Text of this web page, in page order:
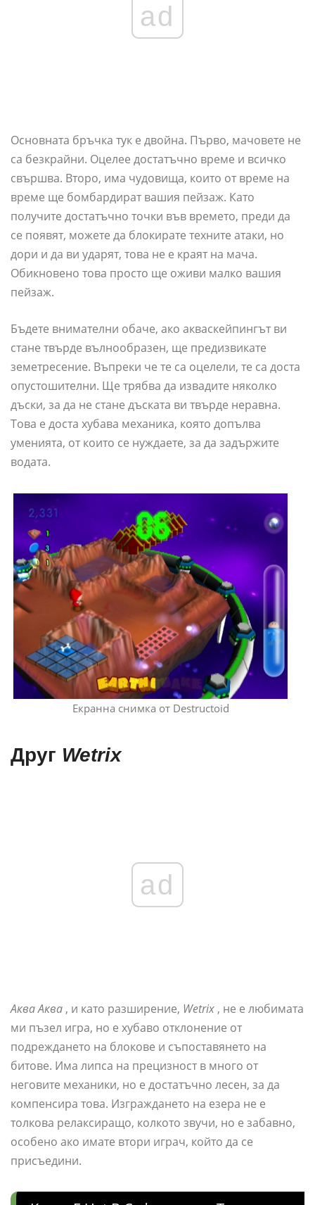
ad
Основната бръчка тук е двойна. Първо, мачовете не
са безкрайни. Оцелее достатъчно време и всичко
свършва. Второ, има чудовища, които от време на
време ще бомбардират вашия пейзаж. Като
получите достатъчно точки във времето, преди да
се появят, можете да блокирате техните атаки, но
дори и да ви ударят, това не е краят на мача.
Обикновено това просто ще оживи малко вашия
пейзаж.
Бъдете внимателни обаче, ако акваскейпингът ви
стане твърде вълнообразен, ще предизвикате
земетресение. Въпреки че те са оцелели, те са доста
опустошителни. Ще трябва да извадите няколко
дъски, за да не стане дъската ви твърде неравна.
Това е доста хубава механика, която допълва
уменията, от които се нуждаете, за да задържите
водата.
Екранна снимка от Destructoid
Друг Wetrix
ad
Аква Аква , и като разширение, Wetrix , не е любимата
ми пъзел игра, но е хубаво отклонение от
подреждането на блокове и съпоставянето на
битове. Има липса на прецизност в много от
неговите механики, но е достатъчно лесен, за да
компенсира това. Изграждането на езера не е
толкова релаксиращо, колкото звучи, но е забавно,
особено ако имате втори играч, който да се
присъедини.